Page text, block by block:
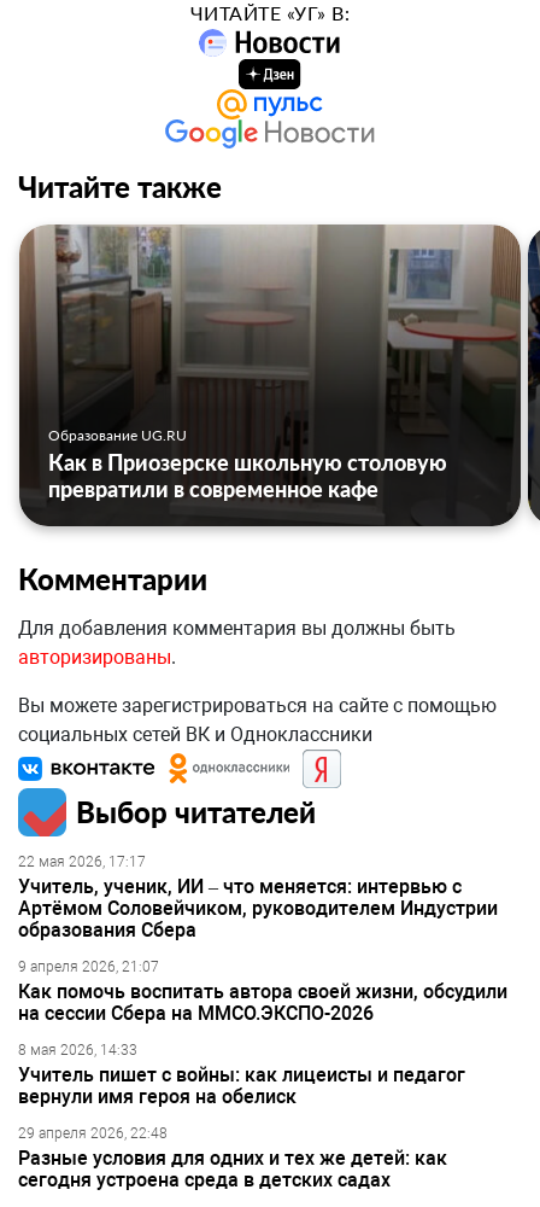
ЧИТАЙТЕ «УГ» В:
Читайте также
Образование UG.RU
Как в Приозерске школьную столовую
превратили в современное кафе
Комментарии
Для добавления комментария вы должны быть
авторизированы.
Вы можете зарегистрироваться на сайте с помощью
социальных сетей ВК и Одноклассники
Выбор читателей
22 мая 2026, 17:17
Учитель, ученик, ИИ – что меняется: интервью с
Артёмом Соловейчиком, руководителем Индустрии
образования Сбера
9 апреля 2026, 21:07
Как помочь воспитать автора своей жизни, обсудили
на сессии Сбера на ММСО.ЭКСПО-2026
8 мая 2026, 14:33
Учитель пишет с войны: как лицеисты и педагог
вернули имя героя на обелиск
29 апреля 2026, 22:48
Разные условия для одних и тех же детей: как
сегодня устроена среда в детских садах